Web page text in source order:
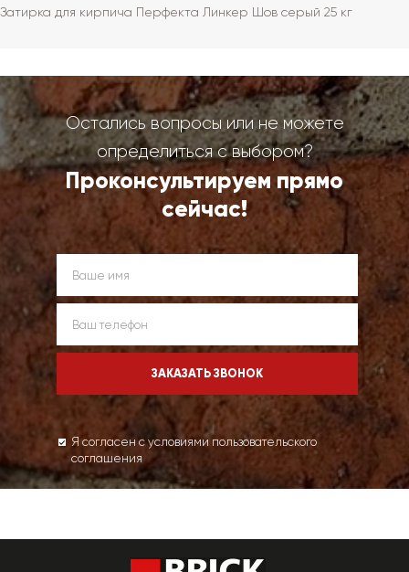
Затирка для кирпича Перфекта Линкер Шов серый 25 кг
Остались вопросы или не можете
определиться с выбором?
Проконсультируем прямо
сейчас!
Я согласен с условиями пользовательского
соглашения